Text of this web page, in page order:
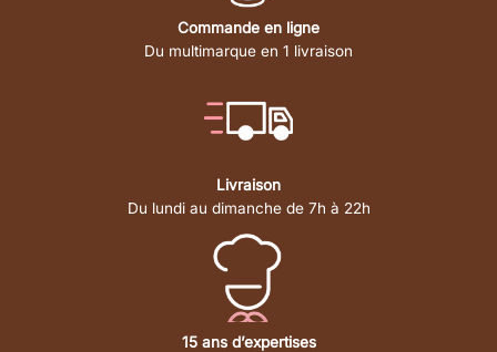
Commande en ligne
Du multimarque en 1 livraison
Livraison
Du lundi au dimanche de 7h à 22h
15 ans d’expertises